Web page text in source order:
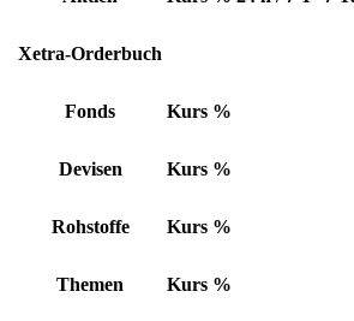
Xetra-Orderbuch
Fonds Kurs %
Devisen Kurs %
Rohstoffe Kurs %
Themen Kurs %